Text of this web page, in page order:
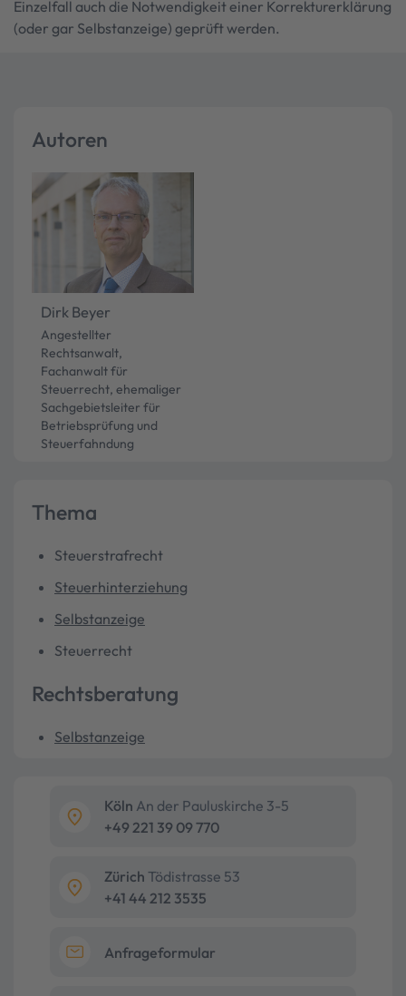
Einzelfall auch die Notwendigkeit einer Korrekturerklärung
(oder gar Selbstanzeige) geprüft werden.
Autoren
Dirk Beyer
Angestellter
Rechtsanwalt,
Fachanwalt für
Steuerrecht, ehemaliger
Sachgebietsleiter für
Betriebsprüfung und
Steuerfahndung
Thema
Steuerstrafrecht
Steuerhinterziehung
Selbstanzeige
Steuerrecht
Rechtsberatung
Selbstanzeige
Köln An der Pauluskirche 3-5
+49 221 39 09 770
Zürich Tödistrasse 53
+41 44 212 3535
Anfrageformular